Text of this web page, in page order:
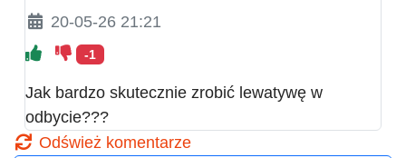
20-05-26 21:21
-1
Jak bardzo skutecznie zrobić lewatywę w
odbycie???
Odśwież komentarze